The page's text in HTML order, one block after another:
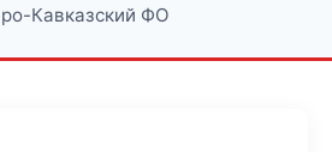
Кавказский ФО